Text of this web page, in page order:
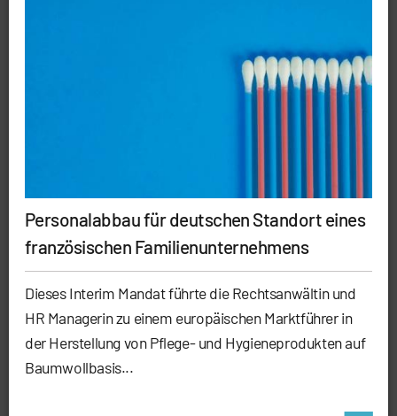
Personalabbau für deutschen Standort eines
französischen Familienunternehmens
Dieses Interim Mandat führte die Rechtsanwältin und
HR Managerin zu einem europäischen Marktführer in
der Herstellung von Pflege- und Hygieneprodukten auf
Baumwollbasis...